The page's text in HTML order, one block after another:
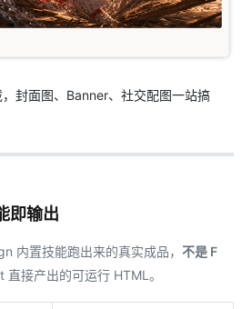
封面图、Banner、社交配图一站搞
即输出
内置技能跑出来的真实成品， 不是 F
直接产出的可运行 HTML。